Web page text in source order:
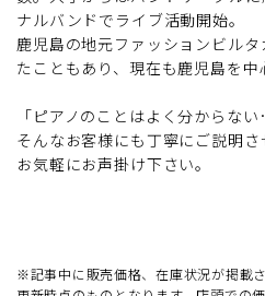
ナルバンドでライブ活動開始。
鹿児島の地元ファッションビル
たこともあり、現在も鹿児島を中
「ピアノのことはよく分からない
そんなお客様にも丁寧にご説明さ
お気軽にお声掛け下さい。
※記事中に販売価格、在庫状況が掲載